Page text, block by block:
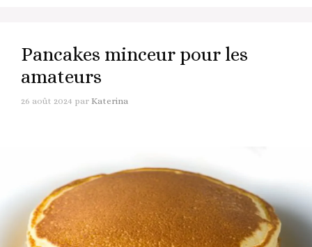
Pancakes minceur pour les
amateurs
26 août 2024 par Katerina